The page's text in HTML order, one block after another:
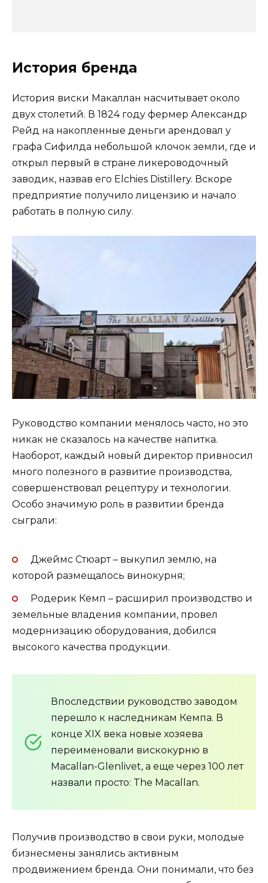
История бренда
История виски Макаллан насчитывает около
двух столетий. В 1824 году фермер Александр
Рейд на накопленные деньги арендовал у
графа Сифилда небольшой клочок земли, где и
открыл первый в стране ликероводочный
заводик, назвав его Elchies Distillery. Вскоре
предприятие получило лицензию и начало
работать в полную силу.
Руководство компании менялось часто, но это
никак не сказалось на качестве напитка.
Наоборот, каждый новый директор привносил
много полезного в развитие производства,
совершенствовал рецептуру и технологии.
Особо значимую роль в развитии бренда
сыграли:
Джеймс Стюарт – выкупил землю, на
которой размещалось винокурня;
Родерик Кемп – расширил производство и
земельные владения компании, провел
модернизацию оборудования, добился
высокого качества продукции.
Впоследствии руководство заводом
перешло к наследникам Кемпа. В
конце XIX века новые хозяева
переименовали вискокурню в
Macallan-Glenlivet, а еще через 100 лет
назвали просто: The Macallan.
Получив производство в свои руки, молодые
бизнесмены занялись активным
продвижением бренда. Они понимали, что без